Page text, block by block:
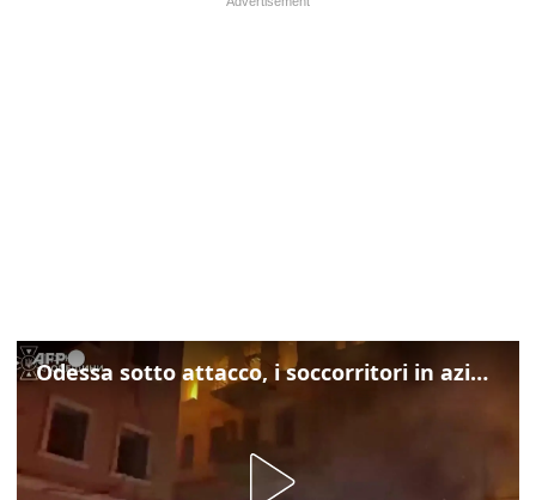
Odessa sotto attacco, i soccorritori in azione